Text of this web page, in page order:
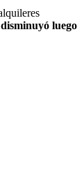
disminuyó luego